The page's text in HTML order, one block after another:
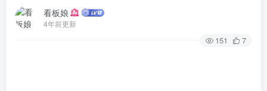
看板娘
4年前更新
151 7